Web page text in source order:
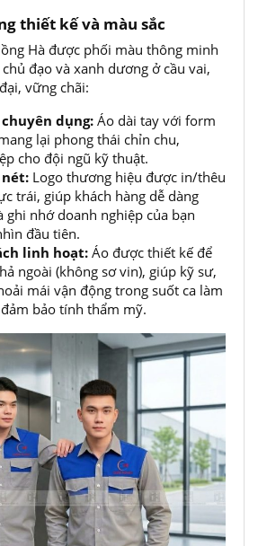
thiết kế và màu sắc
Hà được phối màu thông minh
đạo và xanh dương ở cầu vai,
vững chãi:
dụng: Áo dài tay với form
lại phong thái chỉn chu,
cho đội ngũ kỹ thuật.
nét: Logo thương hiệu được in/thêu
trái, giúp khách hàng dễ dàng
ghi nhớ doanh nghiệp của bạn
đầu tiên.
linh hoạt:Áo được thiết kế để
ngoài (không sơ vin), giúp kỹ sư,
mái vận động trong suốt ca làm
bảo tính thẩm mỹ.